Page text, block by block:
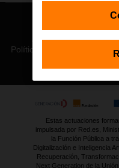
©
Accesibilidad
Política de privacidad
Estas actuaciones
impulsada por Red.es,
la Función Pública a
Digitalización e Inteligencia
Recuperación,
Next Generation de la